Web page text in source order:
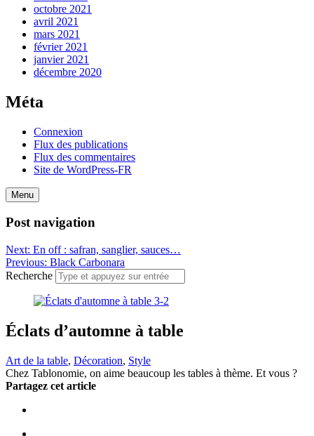
octobre 2021
avril 2021
mars 2021
février 2021
janvier 2021
décembre 2020
Méta
Connexion
Flux des publications
Flux des commentaires
Site de WordPress-FR
Menu
Post navigation
Next: En off : safran, sanglier, sauces…
Previous: Black Carbonara
Recherche
Éclats d’automne à table
Art de la table, Décoration, Style
Chez Tablonomie, on aime beaucoup les tables à thème. Et vous ?
Partagez cet article